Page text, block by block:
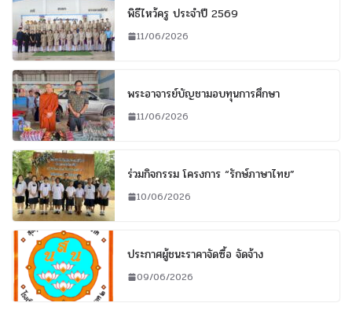
พิธีไหว้ครู ประจำปี 2569
11/06/2026
พระอาจารย์บัญชามอบทุนการศึกษา
11/06/2026
ร่วมกิจกรรม โครงการ “รักษ์ภาษาไทย”
10/06/2026
ประกาศผู้ชนะราคาจัดซื้อ จัดจ้าง
09/06/2026